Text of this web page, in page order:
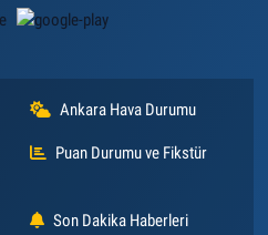
Ankara Hava Durumu
Puan Durumu ve Fikstür
Son Dakika Haberleri